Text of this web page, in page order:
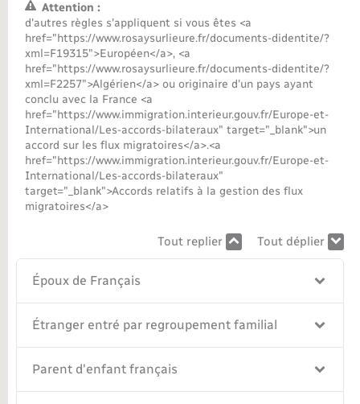
Seniors
Transports
Voirie et espace public
Attention :
d'autres règles s'appliquent si vous êtes <a
href="https://www.rosaysurlieure.fr/documents-didentite/?
xml=F19315">Européen</a>, <a
href="https://www.rosaysurlieure.fr/documents-didentite/?
xml=F2257">Algérien</a> ou originaire d'un pays ayant
conclu avec la France <a
href="https://www.immigration.interieur.gouv.fr/Europe-et-
International/Les-accords-bilateraux" target="_blank">un
accord sur les flux migratoires</a>.<a
href="https://www.immigration.interieur.gouv.fr/Europe-et-
International/Les-accords-bilateraux"
target="_blank">Accords relatifs à la gestion des flux
migratoires</a>
Tout replier Tout déplier
Époux de Français
Étranger entré par regroupement familial
Parent d'enfant français